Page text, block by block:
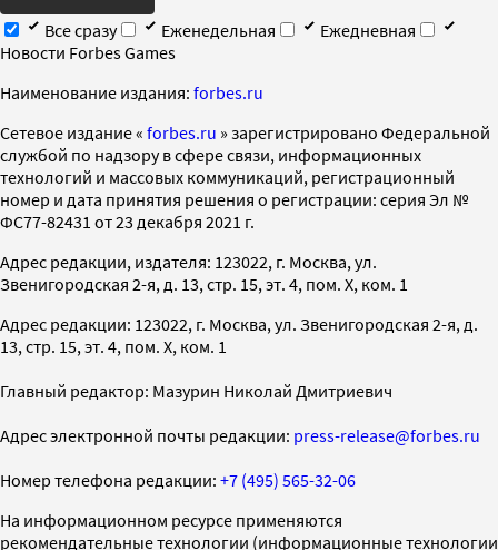
Все сразу
Еженедельная
Ежедневная
Новости Forbes Games
Наименование издания: forbes.ru
Cетевое издание « forbes.ru » зарегистрировано Федеральной
службой по надзору в сфере связи, информационных
технологий и массовых коммуникаций, регистрационный
номер и дата принятия решения о регистрации: серия Эл №
ФС77-82431 от 23 декабря 2021 г.
Адрес редакции, издателя: 123022, г. Москва, ул.
Звенигородская 2-я, д. 13, стр. 15, эт. 4, пом. X, ком. 1
Адрес редакции: 123022, г. Москва, ул. Звенигородская 2-я, д.
13, стр. 15, эт. 4, пом. X, ком. 1
Главный редактор: Мазурин Николай Дмитриевич
Адрес электронной почты редакции: press-release@forbes.ru
Номер телефона редакции: +7 (495) 565-32-06
На информационном ресурсе применяются
рекомендательные технологии (информационные технологии